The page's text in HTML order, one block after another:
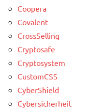
Coopera
Covalent
CrossSelling
Cryptosafe
Cryptosystem
CustomCSS
CyberShield
Cybersicherheit